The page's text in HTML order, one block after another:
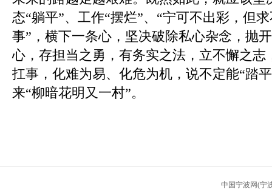
态“躺平”、工作“摆烂”、“宁可不出彩，但
事”，横下一条心，坚决破除私心杂念，抛
心，存担当之勇，有务实之法，立不懈之志
扛事，化难为易、化危为机，说不定能“踏
来“柳暗花明又一村”。
中国宁波网(宁